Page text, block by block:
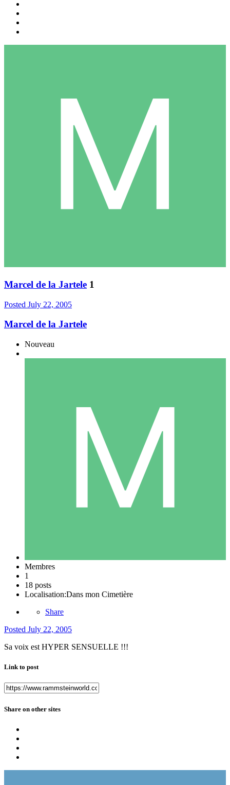
Marcel de la Jartele 1
Posted July 22, 2005
Marcel de la Jartele
Nouveau
Membres
1
18 posts
Localisation:Dans mon Cimetière
Share
Posted July 22, 2005
Sa voix est HYPER SENSUELLE !!!
Link to post
Share on other sites